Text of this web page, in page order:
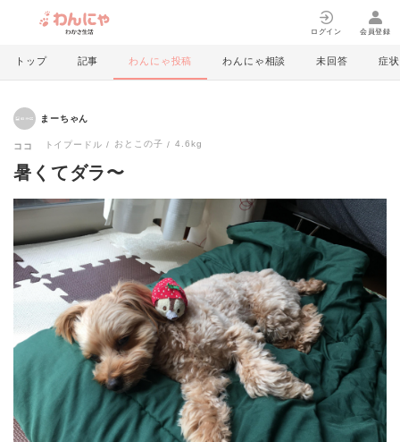
ログイン 会員登録
トップ 記事 わんにゃ投稿 わんにゃ相談 未回答 症状
まーちゃん
ココ トイプードル おとこの子 4.6kg
暑くてダラ〜